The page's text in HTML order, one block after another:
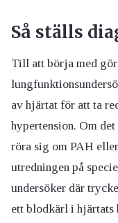
Så ställs
Till att börja med
av hjärtat för att ta
hypertension. Om
röra sig om PAH
utredningen på
undersöker där
ett blodkärl i hjärtats